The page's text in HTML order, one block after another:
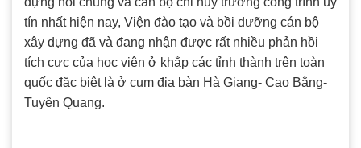
tín nhất hiện nay, Viện đào tạo và bồi dưỡng cán bộ
xây dựng đã và đang nhận được rất nhiều phản hồi
tích cực của học viên ở khắp các tỉnh thành trên toàn
quốc đặc biệt là ở cụm địa bàn Hà Giang- Cao Bằng-
Tuyên Quang.